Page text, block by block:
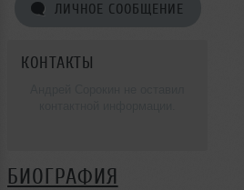
ЛИЧНОЕ СООБЩЕНИЕ
КОНТАКТЫ
БИОГРАФИЯ